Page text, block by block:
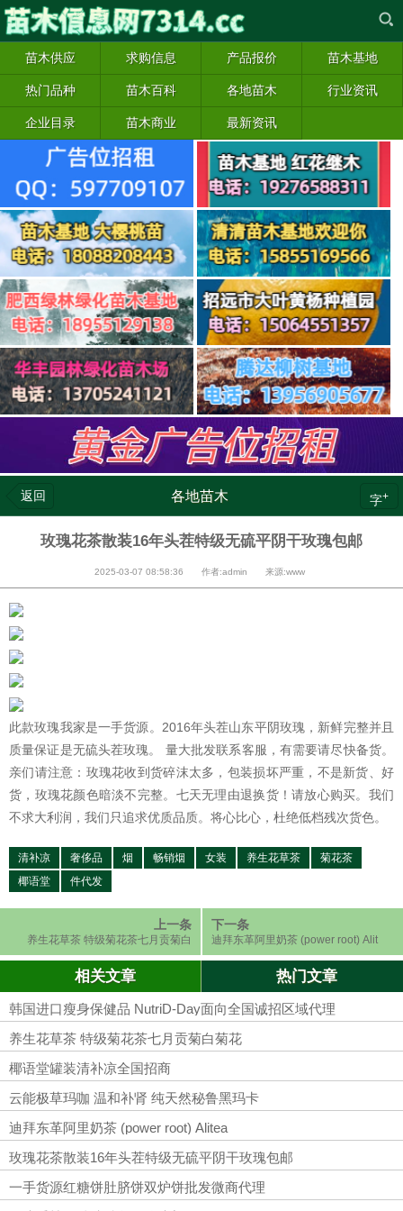
苗木供应 求购信息 产品报价 苗木基地
热门品种 苗木百科 各地苗木 行业资讯
企业目录 苗木商业 最新资讯
返回 各地苗木 字+
玫瑰花茶散装16年头茬特级无硫平阴干玫瑰包邮
2025-03-07 08:58:36 作者:admin 来源:www
此款玫瑰我家是一手货源。2016年头茬山东平阴玫瑰，新鲜完整并且
质量保证是无硫头茬玫瑰。 量大批发联系客服，有需要请尽快备货。
亲们请注意：玫瑰花收到货碎沫太多，包装损坏严重，不是新货、好
货，玫瑰花颜色暗淡不完整。七天无理由退换货！请放心购买。我们
不求大利润，我们只追求优质品质。将心比心，杜绝低档残次货色。
清补凉 奢侈品 烟 畅销烟 女装 养生花草茶
菊花茶
椰语堂
件代发
上一条
养生花草茶 特级菊花茶七月贡菊白
下一条
迪拜东革阿里奶茶 (power root) Alit
相关文章 热门文章
韩国进口瘦身保健品 NutriD-Day面向全国诚招区域代理
养生花草茶 特级菊花茶七月贡菊白菊花
椰语堂罐装清补凉全国招商
云能极草玛咖 温和补肾 纯天然秘鲁黑玛卡
迪拜东革阿里奶茶 (power root) Alitea
玫瑰花茶散装16年头茬特级无硫平阴干玫瑰包邮
一手货源红糖饼肚脐饼双炉饼批发微商代理